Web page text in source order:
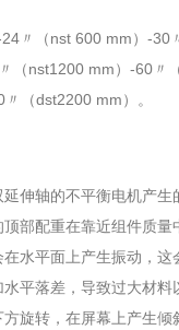
〃（nst 600 mm）-30
（nst1200 mm）-60〃
（dst2200 mm）。
伸轴的不平衡电机产生
部配重在靠近组件质量
水平面上产生振动，这
平落差，导致过大材料
旋转，在屏幕上产生倾